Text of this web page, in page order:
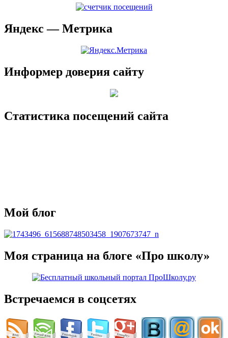
Яндекс — Метрика
Информер доверия сайту
Статистика посещений сайта
Мой блог
Моя страница на блоге «Про школу»
Встречаемся в соцсетях